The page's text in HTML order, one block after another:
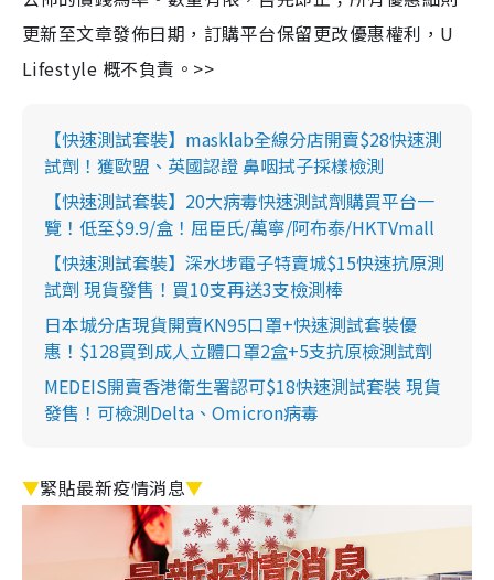
更新至文章發佈日期，訂購平台保留更改優惠權利，U
Lifestyle 概不負責。>>
【快速測試套裝】masklab全線分店開賣$28快速測
試劑！獲歐盟、英國認證 鼻咽拭子採樣檢測
【快速測試套裝】20大病毒快速測試劑購買平台一
覽！低至$9.9/盒！屈臣氏/萬寧/阿布泰/HKTVmall
【快速測試套裝】深水埗電子特賣城$15快速抗原測
試劑 現貨發售！買10支再送3支檢測棒
日本城分店現貨開賣KN95口罩+快速測試套裝優
惠！$128買到成人立體口罩2盒+5支抗原檢測試劑
MEDEIS開賣香港衛生署認可$18快速測試套裝 現貨
發售！可檢測Delta、Omicron病毒
▼緊貼最新疫情消息▼